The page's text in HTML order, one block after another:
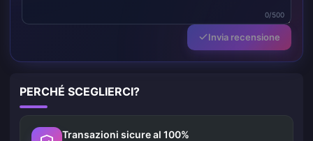
0/500
Invia recensione
PERCHÉ SCEGLIERCI?
Transazioni sicure al 100%